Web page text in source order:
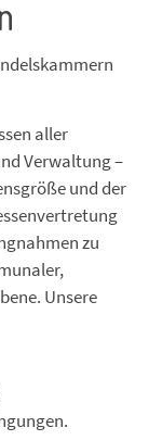
aller
Verwaltung –
und der
zu
Unsere